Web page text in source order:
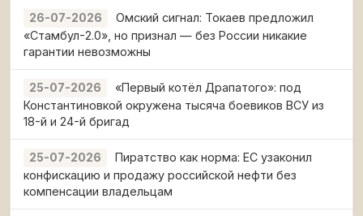
26-07-2026
Омский сигнал: Токаев предложил
«Стамбул-2.0», но признал — без России никакие
гарантии невозможны
25-07-2026
«Первый котёл Драпатого»: под
Константиновкой окружена тысяча боевиков ВСУ из
18-й и 24-й бригад
25-07-2026
Пиратство как норма: ЕС узаконил
конфискацию и продажу российской нефти без
компенсации владельцам